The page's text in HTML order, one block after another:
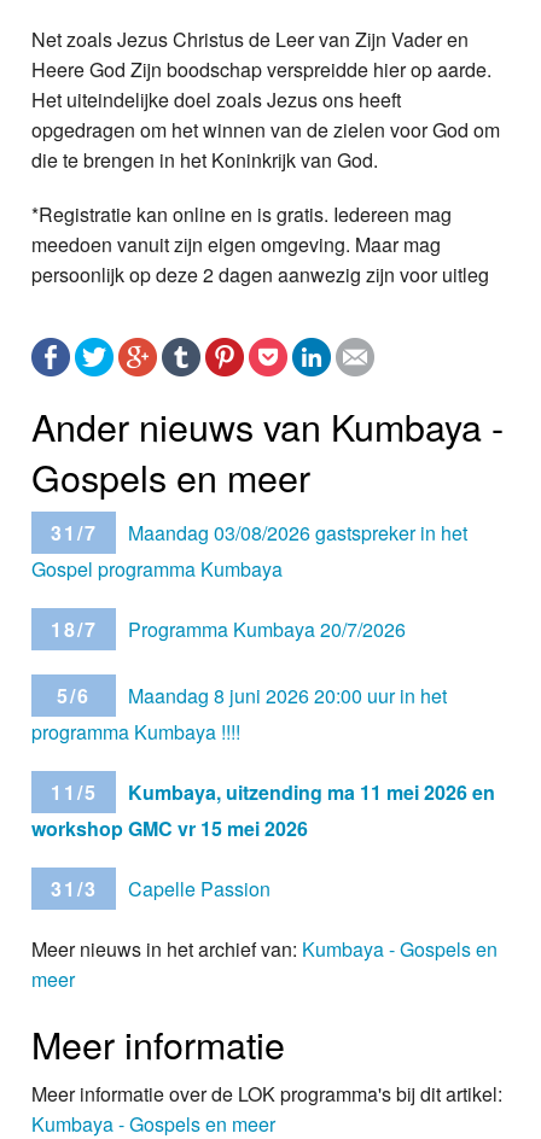
Net zoals Jezus Christus de Leer van Zijn Vader en
Heere God Zijn boodschap verspreidde hier op aarde.
Het uiteindelijke doel zoals Jezus ons heeft
opgedragen om het winnen van de zielen voor God om
die te brengen in het Koninkrijk van God.
*Registratie kan online en is gratis. Iedereen mag
meedoen vanuit zijn eigen omgeving. Maar mag
persoonlijk op deze 2 dagen aanwezig zijn voor uitleg
Ander nieuws van Kumbaya -
Gospels en meer
31/7
Maandag 03/08/2026 gastspreker in het
Gospel programma Kumbaya
18/7 Programma Kumbaya 20/7/2026
5/6
Maandag 8 juni 2026 20:00 uur in het
programma Kumbaya !!!!
11/5
Kumbaya, uitzending ma 11 mei 2026 en
workshop GMC vr 15 mei 2026
31/3 Capelle Passion
Meer nieuws in het archief van: Kumbaya - Gospels en
meer
Meer informatie
Meer informatie over de LOK programma's bij dit artikel:
Kumbaya - Gospels en meer